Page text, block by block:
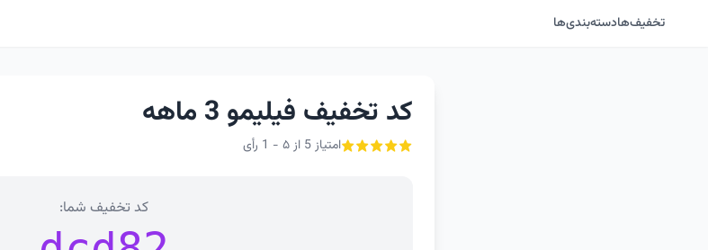
تخفیف‌هادسته‌بندی‌ها
کد تخفیف فیلیمو 3 ماهه
امتیاز 5 از ۵ - 1 رأی
کد تخفیف شما: